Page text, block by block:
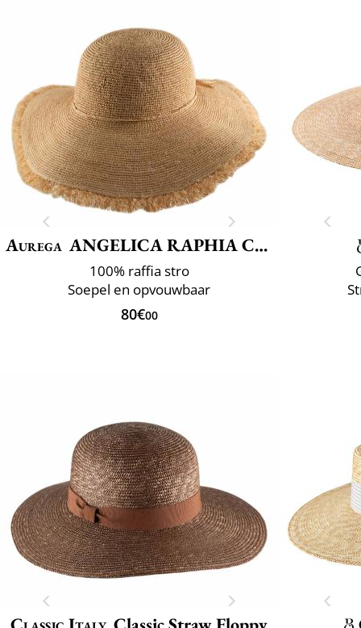
Aurega ANGELICA RAPHIA CROCHET FRANGE
100% raffia stro
Soepel en opvouwbaar
80€00